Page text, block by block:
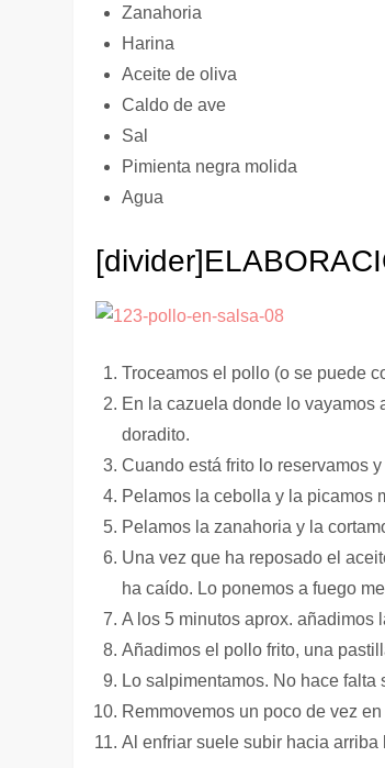
Zanahoria
Harina
Aceite de oliva
Caldo de ave
Sal
Pimienta negra molida
Agua
[divider]
Troceamos el pollo (o se puede
En la cazuela donde lo vayamos
doradito.
Cuando está frito lo reservamos
Pelamos la cebolla y la picamos
Pelamos la zanahoria y la
Una vez que ha reposado el
ha caído. Lo ponemos a fuego
A los 5 minutos aprox. añadimos
Añadimos el pollo frito, una
Lo salpimentamos. No hace
Remmovemos un poco de vez
Al enfriar suele subir hacia